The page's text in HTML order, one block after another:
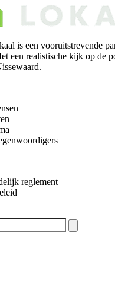
is een vooruitstrevende
een realistische kijk op de
reglement